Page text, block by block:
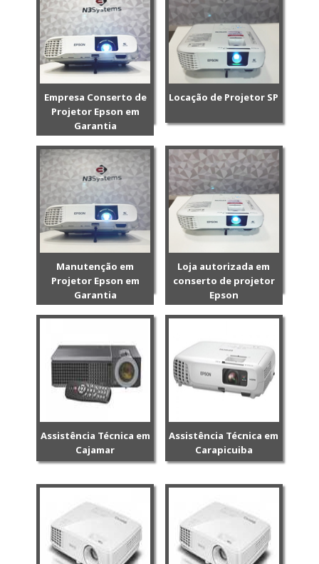
Empresa Conserto de
Projetor Epson em
Garantia
Locação de Projetor SP
Manutenção em
Projetor Epson em
Garantia
Loja autorizada em
conserto de projetor
Epson
Assistência Técnica em
Cajamar
Assistência Técnica em
Carapicuiba